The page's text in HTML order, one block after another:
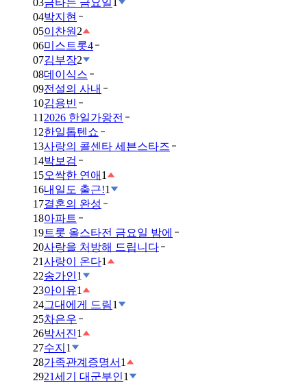
04박지현
05이찬원 2
06미스트롯4
07김부장2
08데이식스
09전설의 사내
10김용빈
11 2026 한일가왕전
12한일톱텐쇼
13사랑의 콜센타 세븐스타즈
14박보검
15오싹한 연애 1
16내일도 출근!1
17결혼의 완성
18아파트
19트롯 올스타전 금요일 밤에
20사랑을 처방해 드립니다
21사랑이 온다1
22송가인1
23아이유1
24그대에게 드림1
25차은우
26박서진1
27수지 1
28가족관계증명서 1
2921세기 대군부인1